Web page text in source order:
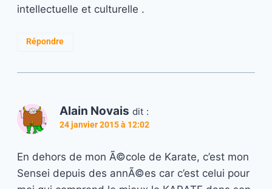
intellectuelle et culturelle .
Répondre
Alain Novais dit :
24 janvier 2015 à 12:02
En dehors de mon Ã©cole de Karate, c’est mon
Sensei depuis des annÃ©es car c’est celui pour